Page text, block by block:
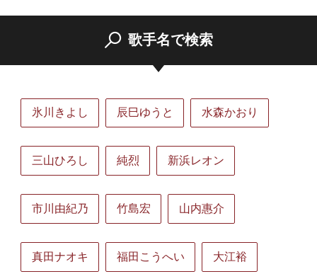
歌手名で検索
氷川きよし 辰巳ゆうと 水森かおり
三山ひろし 純烈 新浜レオン
市川由紀乃 竹島宏 山内惠介
真田ナオキ 福田こうへい 大江裕